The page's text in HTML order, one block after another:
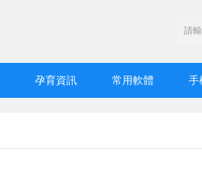
孕育資訊 常用軟體 手